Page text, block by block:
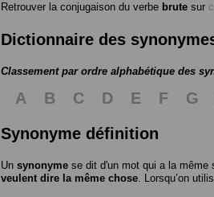
Retrouver la conjugaison du verbe brute sur
Dictionnaire des
Classement par ordre alphabétique des
A B C D E F G
Synonyme définition
Un synonyme se dit d'un mot qui a la même
veulent dire la même chose. Lorsqu’on